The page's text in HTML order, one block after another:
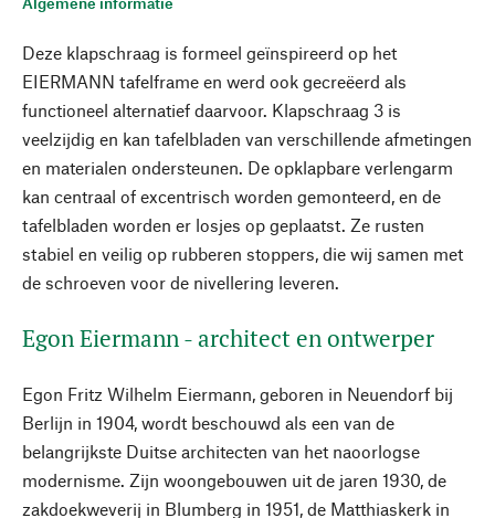
Deze klapschraag is formeel geïnspireerd op het
EIERMANN tafelframe en werd ook gecreëerd als
functioneel alternatief daarvoor. Klapschraag 3 is
veelzijdig en kan tafelbladen van verschillende afmetingen
en materialen ondersteunen. De opklapbare verlengarm
kan centraal of excentrisch worden gemonteerd, en de
tafelbladen worden er losjes op geplaatst. Ze rusten
stabiel en veilig op rubberen stoppers, die wij samen met
de schroeven voor de nivellering leveren.
Egon Eiermann - architect en ontwerper
Egon Fritz Wilhelm Eiermann, geboren in Neuendorf bij
Berlijn in 1904, wordt beschouwd als een van de
belangrijkste Duitse architecten van het naoorlogse
modernisme. Zijn woongebouwen uit de jaren 1930, de
zakdoekweverij in Blumberg in 1951, de Matthiaskerk in